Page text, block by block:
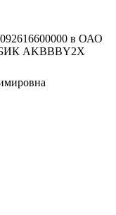
в ОАО
БИК AKBBBY2X